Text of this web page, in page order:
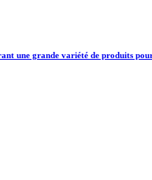
une grande variété de produits